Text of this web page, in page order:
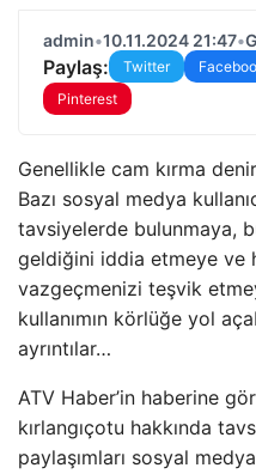
admin•10.11.2024 21:47•
Paylaş: Twitter
Pinterest
Genellikle cam kırma
Bazı sosyal medya
tavsiyelerde bulunmaya,
geldiğini iddia etmeye ve
vazgeçmenizi teşvik
kullanımın körlüğe yol
ayrıntılar…
ATV Haber’in haberine
kırlangıçotu hakkında
paylaşımları sosyal